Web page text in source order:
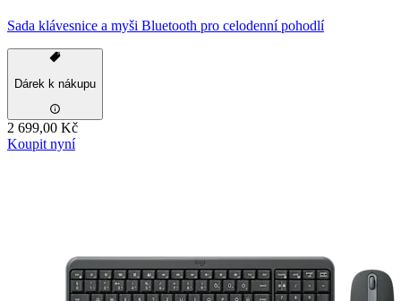
Sada klávesnice a myši Bluetooth pro celodenní pohodlí
Dárek k nákupu
2 699,00 Kč
Koupit nyní